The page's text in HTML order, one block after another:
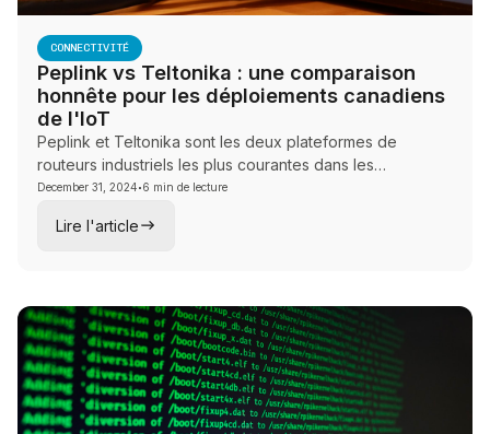
CONNECTIVITÉ
Peplink vs Teltonika : une comparaison
honnête pour les déploiements canadiens
de l'IoT
Peplink et Teltonika sont les deux plateformes de
routeurs industriels les plus courantes dans les
déploiements IoT au Canada. Cet article compare le
les mieux adaptés.
December 31, 2024·6 min de lecture
Lire l'article